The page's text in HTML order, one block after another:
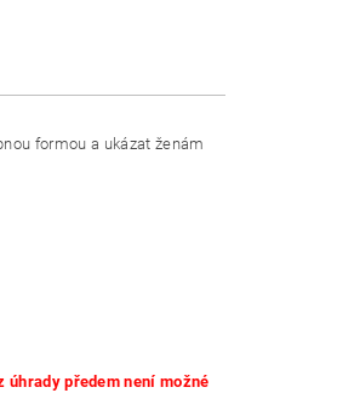
formou a ukázat ženám
úhrady předem není možné